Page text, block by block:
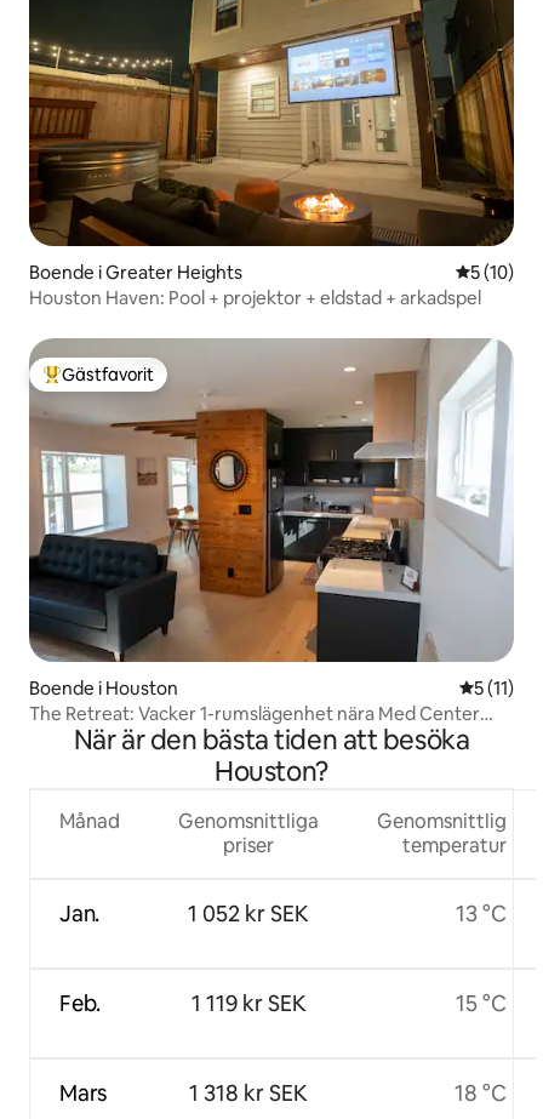
Boende i Greater Heights 5 av 5 i
5 (10)
Houston Haven: Pool + projektor + eldstad + arkadspel
Populär gästfavorit
Gästfavorit
Boende i Houston 5 av 5 i
5 (11)
The Retreat: Vacker 1-rumslägenhet nära Med Center
och NRGNär är den bästa tiden att besöka
Houston?
Månad
Jan.
Feb.
Mars
Genomsnittliga
priser
1 052 kr SEK
1 119 kr SEK
1 318 kr SEK
Genomsnittlig
temperatur
13 °C
15 °C
18 °C